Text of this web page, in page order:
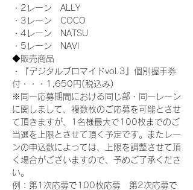
・2レーン　ALLY
・3レーン　COCO
・4レーン　NATSU
・5レーン　NAVI
◆販売商品
・『デジタルブロマイドvol.3』個別握手券
付・・・1,650円(税込み)
※同一応募期間における同じ部・同一レーン
に関しまして、複数枚のご応募を可能とさせ
て頂きますが、1名様最大で100枚までのご
当選を上限とさせて頂く予定です。またレー
ンの申込数によっては、上限を調整させて頂
く場合がございますので、予めご了承くださ
い。
例：第1次応募で100枚応募　第2次応募で